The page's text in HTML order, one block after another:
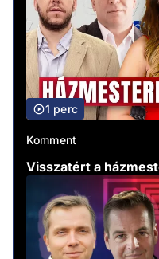
1 perc
Komment
Visszatért a